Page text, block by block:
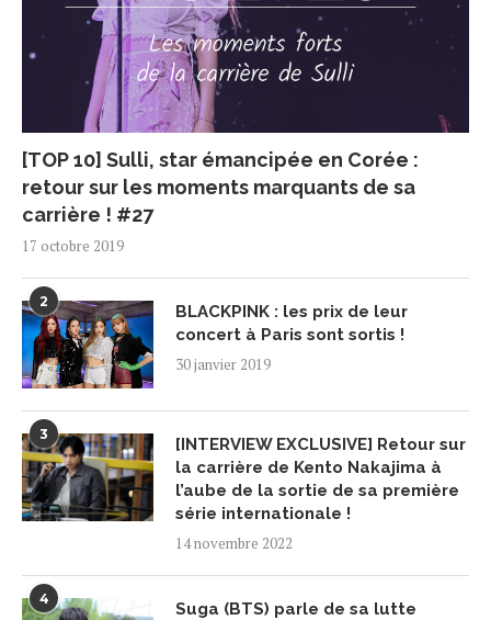
[TOP 10] Sulli, star émancipée en Corée :
retour sur les moments marquants de sa
carrière ! #27
17 octobre 2019
2
BLACKPINK : les prix de leur
concert à Paris sont sortis !
30 janvier 2019
3
[INTERVIEW EXCLUSIVE] Retour sur
la carrière de Kento Nakajima à
l’aube de la sortie de sa première
série internationale !
14 novembre 2022
4
Suga (BTS) parle de sa lutte